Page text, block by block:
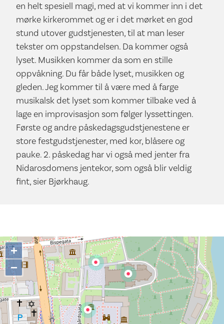
en helt spesiell magi, med at vi kommer inn i det
mørke kirkerommet og er i det mørket en god
stund utover gudstjenesten, til at man leser
tekster om oppstandelsen. Da kommer også
lyset. Musikken kommer da som en stille
oppvåkning. Du får både lyset, musikken og
gleden. Jeg kommer til å være med å farge
musikalsk det lyset som kommer tilbake ved å
lage en improvisasjon som følger lyssettingen.
Første og andre påskedagsgudstjenestene er
store festgudstjenester, med kor, blåsere og
pauke. 2. påskedag har vi også med jenter fra
Nidarosdomens jentekor, som også blir veldig
fint, sier Bjørkhaug.
+
−